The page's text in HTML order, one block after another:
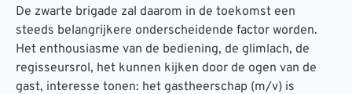
De zwarte brigade zal daarom in de toekomst een
steeds belangrijkere onderscheidende factor worden.
Het enthousiasme van de bediening, de glimlach, de
regisseursrol, het kunnen kijken door de ogen van de
gast, interesse tonen: het gastheerschap (m/v) is